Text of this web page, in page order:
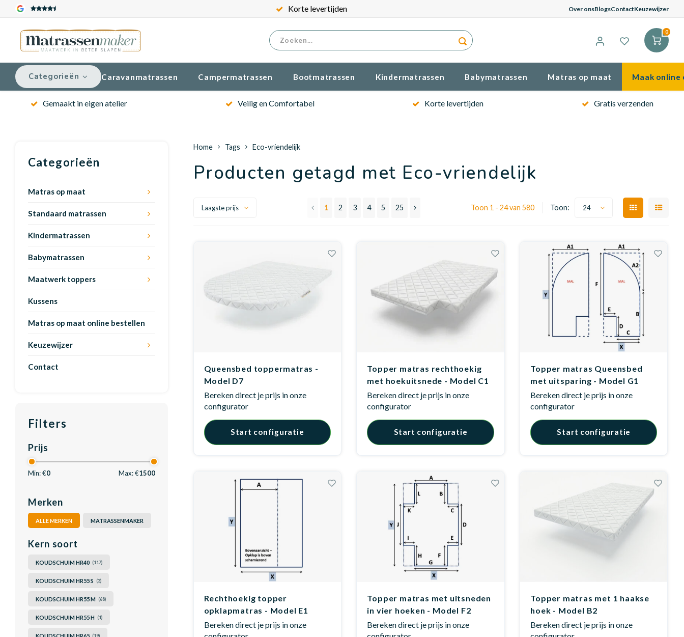
Gratis verzenden Over onsBlogsContactKeuzewijzer
0
Categorieën Caravanmatrassen Campermatrassen Bootmatrassen Kindermatrassen Babymatrassen Matras op maat Maak online
Gemaakt in eigen atelier Veilig en Comfortabel Korte levertijden Gratis verzenden
Categorieën
Matras op maat
Standaard matrassen
Kindermatrassen
Babymatrassen
Maatwerk toppers
Kussens
Matras op maat online bestellen
Keuzewijzer
Contact
Filters
Prijs
Min: €0 Max: €1500
Merken
ALLE MERKEN MATRASSENMAKER
Kern soort
KOUDSCHUIM HR40 (117)
KOUDSCHUIM HR55 S (3)
KOUDSCHUIM HR55 M (68)
KOUDSCHUIM HR55 H (1)
KOUDSCHUIM HR65 (19)
Home Tags Eco-vriendelijk
Producten getagd met Eco-vriendelijk
Laagste prijs 1 2 3 4 5 25 Toon 1 - 24 van 580 Toon: 24
Queensbed toppermatras -
Model D7
Bereken direct je prijs in onze
configurator
Start configuratie
Topper matras rechthoekig
met hoekuitsnede - Model C1
Bereken direct je prijs in onze
configurator
Start configuratie
Topper matras Queensbed
met uitsparing - Model G1
Bereken direct je prijs in onze
configurator
Start configuratie
Rechthoekig topper
opklapmatras - Model E1
Bereken direct je prijs in onze
Topper matras met uitsneden
in vier hoeken - Model F2
Bereken direct je prijs in onze
Topper matras met 1 haakse
hoek - Model B2
Bereken direct je prijs in onze